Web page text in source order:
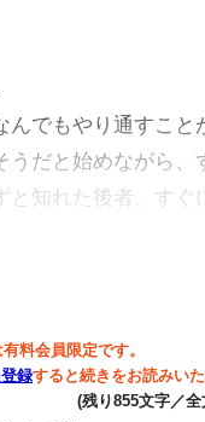
でもやり通すこと
だと始めながら、
知れた後者、すぐ
料会員限定です。
録すると続きをお読みいた
(残り855文字／